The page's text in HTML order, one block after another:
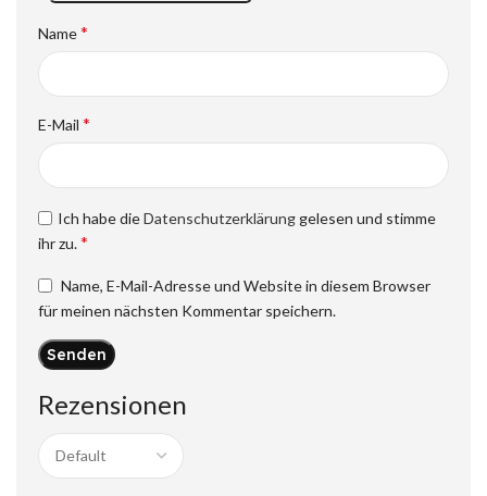
Rezensionen
Name*
E-Mail *
Ich habe dieDatenschutzerklärung gelesen und stimme
ihr zu.*
Name, E-Mail-Adresse und Website in diesem Browser
für meinen nächsten Kommentar speichern.